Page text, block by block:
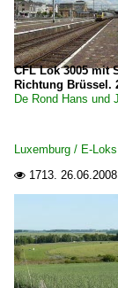
CFL Lok 3005 mit
Richtung Brüssel.
De Rond Hans und
Luxemburg / E-
 1713. 26.06.2008